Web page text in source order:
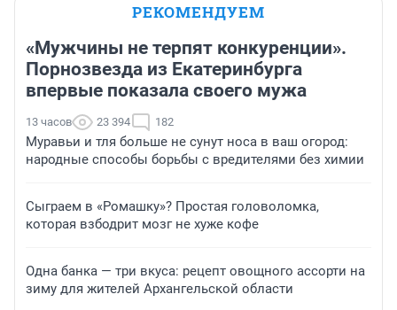
РЕКОМЕНДУЕМ
«Мужчины не терпят конкуренции».
Порнозвезда из Екатеринбурга
впервые показала своего мужа
13 часов 23 394 182
Муравьи и тля больше не сунут носа в ваш огород:
народные способы борьбы с вредителями без химии
Сыграем в «Ромашку»? Простая головоломка,
которая взбодрит мозг не хуже кофе
Одна банка — три вкуса: рецепт овощного ассорти на
зиму для жителей Архангельской области